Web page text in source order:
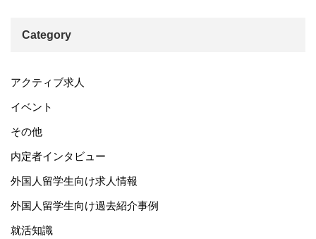
Category
アクティブ求人
イベント
その他
内定者インタビュー
外国人留学生向け求人情報
外国人留学生向け過去紹介事例
就活知識